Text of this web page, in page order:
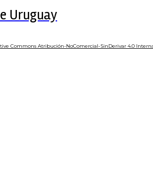
Uruguay
Commons Atribución-NoComercial-SinDerivar 4.0